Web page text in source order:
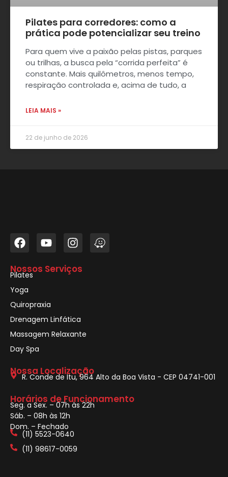
Pilates para corredores: como a
prática pode potencializar seu treino
Para quem vive a paixão pelas pistas, parques
ou trilhas, a busca pela “corrida perfeita” é
constante. Mais quilômetros, menos tempo,
respiração controlada e, acima de tudo, a
LEIA MAIS »
22 de junho de 2026
Nossos Serviços
Pilates
Yoga
Quiropraxia
Drenagem Linfática
Massagem Relaxante
Day Spa
Nossa Localização
R. Conde de Itu, 964 Alto da Boa Vista - CEP 04741-001
Horários de Funcionamento
Seg. a Sex. – 07h às 22h
Sáb. – 08h às 12h
Dom. – Fechado
(11) 5523-0640
(11) 98617-0059